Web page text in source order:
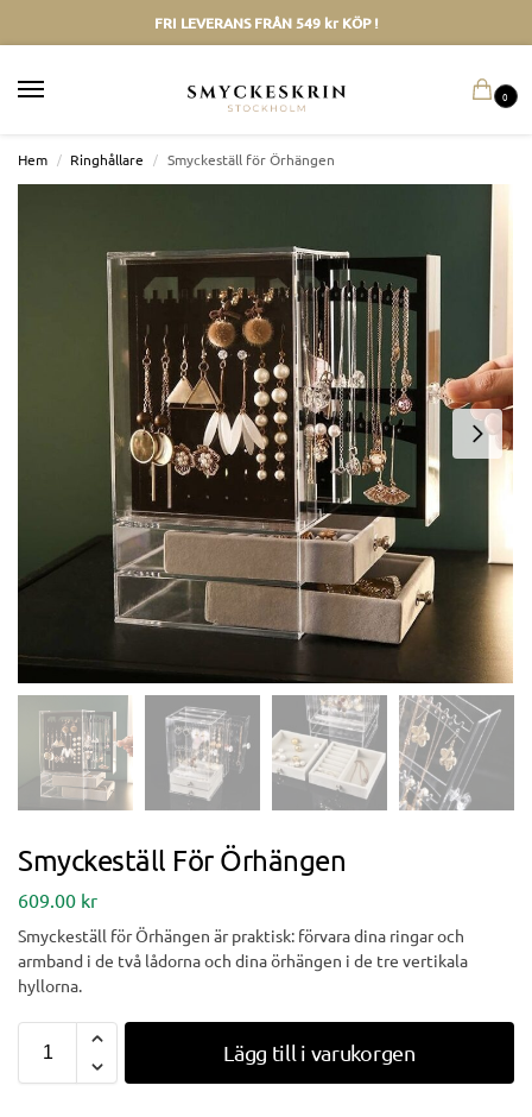
FRI LEVERANS FRÅN 549 kr KÖP !
0
Hem / Ringhållare / Smyckeställ för Örhängen
Smyckeställ För Örhängen
609.00 kr
Smyckeställ för Örhängen är praktisk: förvara dina ringar och
armband i de två lådorna och dina örhängen i de tre vertikala
hyllorna.
Lägg till i varukorgen